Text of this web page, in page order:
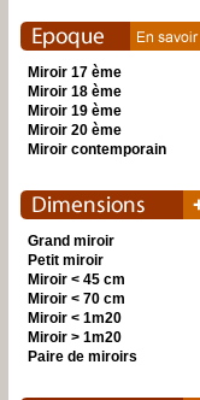
Miroir 17 ème
Miroir 18 ème
Miroir 19 ème
Miroir 20 ème
Miroir contemporain
Grand miroir
Petit miroir
Miroir < 45 cm
Miroir < 70 cm
Miroir < 1m20
Miroir > 1m20
Paire de miroirs